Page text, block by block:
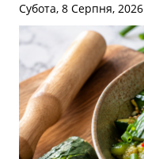
Субота, 8 Серпня, 2026